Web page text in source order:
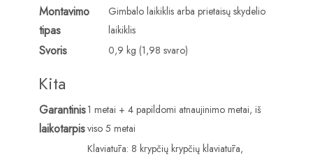
Montavimo
tipas
Gimbalo laikiklis arba prietaisų skydelio
laikiklis
Svoris 0,9 kg (1,98 svaro)
Kita
Garantinis
laikotarpis
1 metai + 4 papildomi atnaujinimo metai, iš
viso 5 metai
Klaviatūra: 8 krypčių krypčių klaviatūra,